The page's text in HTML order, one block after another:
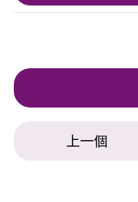
上一個